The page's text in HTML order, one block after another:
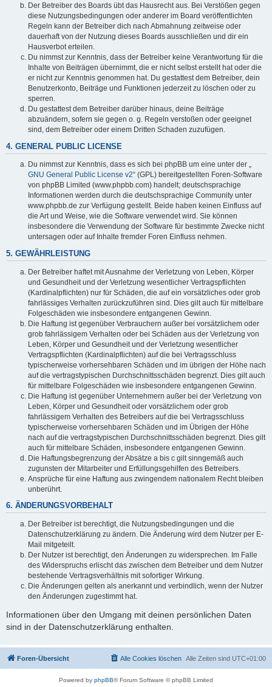
Der Betreiber des Boards übt das Hausrecht aus. Bei Verstößen gegen
diese Nutzungsbedingungen oder anderer im Board veröffentlichten
Regeln kann der Betreiber dich nach Abmahnung zeitweise oder
dauerhaft von der Nutzung dieses Boards ausschließen und dir ein
Hausverbot erteilen.
Du nimmst zur Kenntnis, dass der Betreiber keine Verantwortung für die
Inhalte von Beiträgen übernimmt, die er nicht selbst erstellt hat oder die
er nicht zur Kenntnis genommen hat. Du gestattest dem Betreiber, dein
Benutzerkonto, Beiträge und Funktionen jederzeit zu löschen oder zu
sperren.
Du gestattest dem Betreiber darüber hinaus, deine Beiträge
abzuändern, sofern sie gegen o. g. Regeln verstoßen oder geeignet
sind, dem Betreiber oder einem Dritten Schaden zuzufügen.
4. GENERAL PUBLIC LICENSE
Du nimmst zur Kenntnis, dass es sich bei phpBB um eine unter der „
GNU General Public License v2“ (GPL) bereitgestellten Foren-Software
von phpBB Limited (www.phpbb.com) handelt; deutschsprachige
Informationen werden durch die deutschsprachige Community unter
www.phpbb.de zur Verfügung gestellt. Beide haben keinen Einfluss auf
die Art und Weise, wie die Software verwendet wird. Sie können
insbesondere die Verwendung der Software für bestimmte Zwecke nicht
untersagen oder auf Inhalte fremder Foren Einfluss nehmen.
5. GEWÄHRLEISTUNG
Der Betreiber haftet mit Ausnahme der Verletzung von Leben, Körper
und Gesundheit und der Verletzung wesentlicher Vertragspflichten
(Kardinalpflichten) nur für Schäden, die auf ein vorsätzliches oder grob
fahrlässiges Verhalten zurückzuführen sind. Dies gilt auch für mittelbare
Folgeschäden wie insbesondere entgangenen Gewinn.
Die Haftung ist gegenüber Verbrauchern außer bei vorsätzlichem oder
grob fahrlässigem Verhalten oder bei Schäden aus der Verletzung von
Leben, Körper und Gesundheit und der Verletzung wesentlicher
Vertragspflichten (Kardinalpflichten) auf die bei Vertragsschluss
typischerweise vorhersehbaren Schäden und im übrigen der Höhe nach
auf die vertragstypischen Durchschnittsschäden begrenzt. Dies gilt auch
für mittelbare Folgeschäden wie insbesondere entgangenen Gewinn.
Die Haftung ist gegenüber Unternehmern außer bei der Verletzung von
Leben, Körper und Gesundheit oder vorsätzlichem oder grob
fahrlässigem Verhalten des Betreibers auf die bei Vertragsschluss
typischerweise vorhersehbaren Schäden und im Übrigen der Höhe
nach auf die vertragstypischen Durchschnittsschäden begrenzt. Dies gilt
auch für mittelbare Schäden, insbesondere entgangenen Gewinn.
Die Haftungsbegrenzung der Absätze a bis c gilt sinngemäß auch
zugunsten der Mitarbeiter und Erfüllungsgehilfen des Betreibers.
Ansprüche für eine Haftung aus zwingendem nationalem Recht bleiben
unberührt.
6. ÄNDERUNGSVORBEHALT
Der Betreiber ist berechtigt, die Nutzungsbedingungen und die
Datenschutzerklärung zu ändern. Die Änderung wird dem Nutzer per E-
Mail mitgeteilt.
Der Nutzer ist berechtigt, den Änderungen zu widersprechen. Im Falle
des Widerspruchs erlischt das zwischen dem Betreiber und dem Nutzer
bestehende Vertragsverhältnis mit sofortiger Wirkung.
Die Änderungen gelten als anerkannt und verbindlich, wenn der Nutzer
den Änderungen zugestimmt hat.
Informationen über den Umgang mit deinen persönlichen Daten
sind in der Datenschutzerklärung enthalten.
Foren-Übersicht Alle Zeiten sind UTC+01:00
Alle Cookies löschen
Powered by phpBB® Forum Software © phpBB Limited